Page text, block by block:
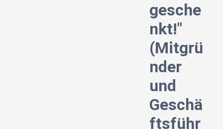
gesche
nkt!"
(Mitgrü
nder
und
Geschä
ftsführ